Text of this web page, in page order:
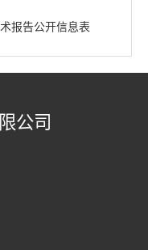
报告公开信息表
公司